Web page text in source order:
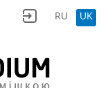
RU UK